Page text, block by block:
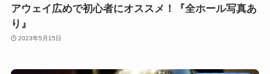
アウェイ広めで初心者にオススメ！『全ホール写真あ
り』
2023年5月15日